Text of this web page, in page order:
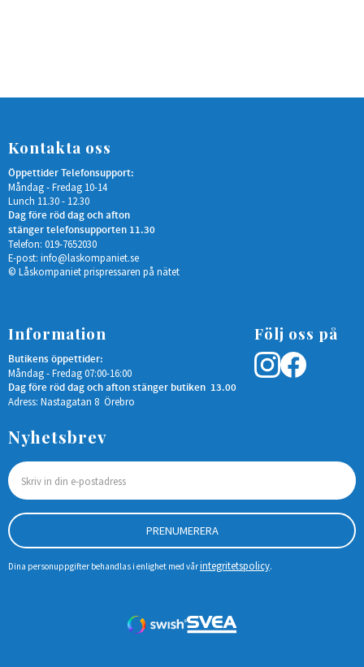
Kontakta oss
Öppettider Telefonsupport:
Måndag - Fredag 10-14
Lunch 11.30 - 12.30
Dag före röd dag och afton
stänger telefonsupporten 11.30
Telefon: 019-7652030
E-post: info@laskompaniet.se
© Låskompaniet prispressaren på nätet
Information
Butikens öppettider:
Måndag - Fredag 07:00-16:00
Dag före röd dag och afton stänger butiken 13.00
Adress: Nastagatan 8 Örebro
Följ oss på
Nyhetsbrev
PRENUMERERA
Dina personuppgifter behandlas i enlighet med vårintegritetspolicy.